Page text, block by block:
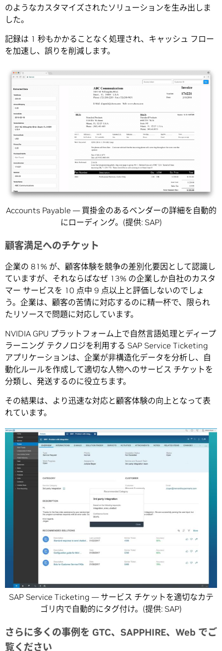
のようなカスタマイズされたソリューションを生み出しま
した。
記録は 1 秒もかかることなく処理され、キャッシュ フロー
を加速し、誤りを削減します。
Accounts Payable — 買掛金のあるベンダーの詳細を自動的
にローディング。(提供: SAP)
顧客満足へのチケット
企業の 81% が、顧客体験を競争の差別化要因として認識し
ていますが、それならばなぜ 13% の企業しか自社のカスタ
マー サービスを 10 点中 9 点以上と評価しないのでしょ
う。企業は、顧客の苦情に対応するのに精一杯で、限られ
たリソースで問題に対応しています。
NVIDIA GPU プラットフォーム上で自然言語処理とディープ
ラーニング テクノロジを利用する SAP Service Ticketing
アプリケーションは、企業が非構造化データを分析し、自
動化ルールを作成して適切な人物へのサービス チケットを
分類し、発送するのに役立ちます。
その結果は、より迅速な対応と顧客体験の向上となって表
れています。
SAP Service Ticketing — サービス チケットを適切なカテ
ゴリ内で自動的にタグ付け。(提供: SAP)
さらに多くの事例を GTC、SAPPHIRE、Web でご
覧ください